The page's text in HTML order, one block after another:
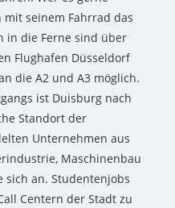
seinem Fahrrad das
in die Ferne sind über
Flughafen Düsseldorf
die A2 und A3 möglich.
ist Duisburg nach
Standort der
Unternehmen aus
Maschinenbau
an. Studentenjobs
Centern der Stadt zu